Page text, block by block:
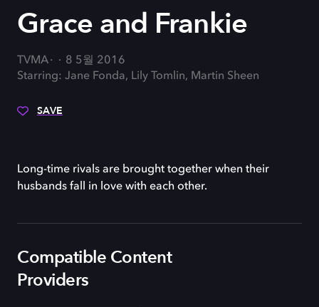
Grace and Frankie
TVMA
8 5월 2016
Starring: Jane Fonda, Lily Tomlin, Martin Sheen
SAVE
Long-time rivals are brought together when their
husbands fall in love with each other.
Compatible Content
Providers